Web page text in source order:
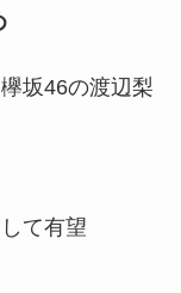
坂46の渡辺梨
て有望